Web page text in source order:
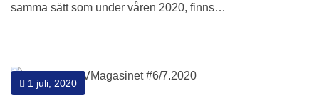
samma sätt som under våren 2020, finns…
1 juli, 2020